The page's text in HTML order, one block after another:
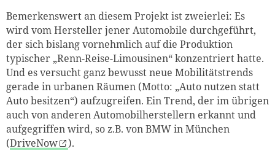
Bemerkenswert an diesem Projekt ist zweierlei: Es
wird vom Hersteller jener Automobile durchgeführt,
der sich bislang vornehmlich auf die Produktion
typischer „Renn-Reise-Limousinen“ konzentriert hatte.
Und es versucht ganz bewusst neue Mobilitätstrends
gerade in urbanen Räumen (Motto: „Auto nutzen statt
Auto besitzen“) aufzugreifen. Ein Trend, der im übrigen
auch von anderen Automobilherstellern erkannt und
aufgegriffen wird, so z.B. von BMW in München
(DriveNow
).